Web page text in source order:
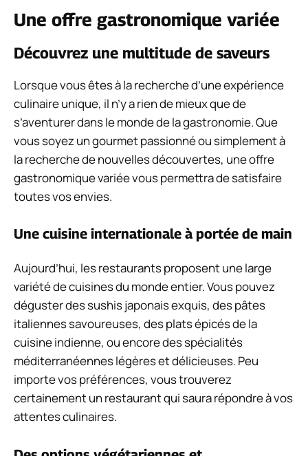
Une offre gastronomique variée
Découvrez une multitude de saveurs
Lorsque vous êtes à la recherche d’une expérience
culinaire unique, il n’y a rien de mieux que de
s’aventurer dans le monde de la gastronomie. Que
vous soyez un gourmet passionné ou simplement à
la recherche de nouvelles découvertes, une offre
gastronomique variée vous permettra de satisfaire
toutes vos envies.
Une cuisine internationale à portée de main
Aujourd’hui, les restaurants proposent une large
variété de cuisines du monde entier. Vous pouvez
déguster des sushis japonais exquis, des pâtes
italiennes savoureuses, des plats épicés de la
cuisine indienne, ou encore des spécialités
méditerranéennes légères et délicieuses. Peu
importe vos préférences, vous trouverez
certainement un restaurant qui saura répondre à vos
attentes culinaires.